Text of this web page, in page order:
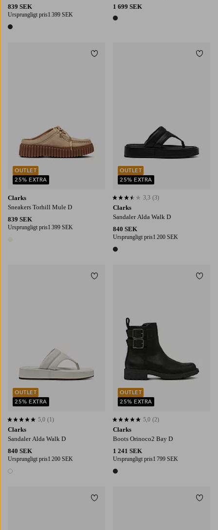
839 SEK
Ursprungligt pris1 399 SEK
1 färg
1 699 SEK
1 färg
Clarks
Sneakers Torhill Mule D
839 SEK
Ursprungligt pris1 399 SEK
OUTLET
25% EXTRA
Lägg till i favoriter
Clarks
Sandaler Alda Walk D
840 SEK
Ursprungligt pris1 200 SEK
1 färg
3,3 baserat på 3 st betyg
3,3 (3)
OUTLET
25% EXTRA
Clarks
Sandaler Alda Walk D
840 SEK
Ursprungligt pris1 200 SEK
1 färg
5,0 baserat på 1 st betyg
5,0 (1)
OUTLET
25% EXTRA
Lägg till i favoriter
Clarks
Boots Orinoco2 Bay D
1 241 SEK
Ursprungligt pris1 799 SEK
1 färg
5,0 baserat på 2 st betyg
5,0 (2)
OUTLET
25% EXTRA
Lägg till i favoriter